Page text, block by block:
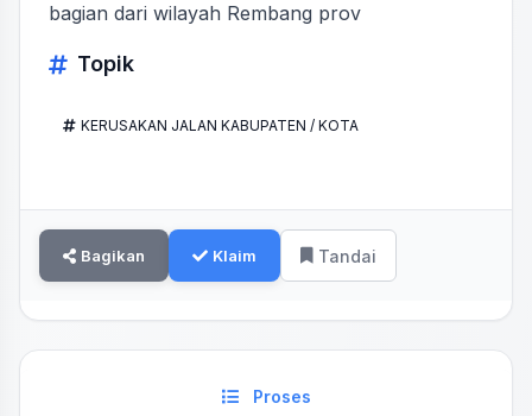
bagian dari wilayah Rembang prov
Topik
KERUSAKAN JALAN KABUPATEN / KOTA
Bagikan Klaim Tandai
Proses